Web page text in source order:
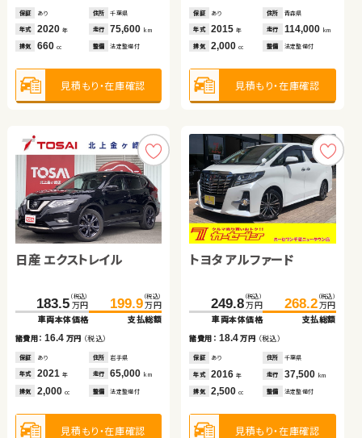
保証 あり 住所 千葉県
年式 2020 年 走行 75,600 km
排気 660 cc 整備 法定整備付
見積もり・在庫確認
保証 あり 住所 青森県
年式 2015年 走行 114,000 km
排気 2,000cc 整備 法定整備付
見積もり・在庫確認
日産 エクストレイル
183.5 （税込）
万円
車両本体価格
199.9 （税込）
万円
支払総額
諸費用：16.4 万円 （税込）
保証 あり 住所 岩手県
年式 2021 年 走行 65,000 km
排気 2,000 cc 整備 法定整備付
見積もり・在庫確認
トヨタ アルファード
249.8 （税込）
万円
車両本体価格
268.2 （税込）
万円
支払総額
諸費用： 18.4万円 （税込）
保証 あり 住所 千葉県
年式 2016年 走行 37,500 km
排気 2,500cc 整備 法定整備付
見積もり・在庫確認
排気 2,000 整備 法定整備付
見積もり・在庫確認
見積もり・在庫確認
スズキ ワゴンＲ
34.0（税込）
万円
38.5
諸費用：4.5 万円（税込）
あり 福岡県
年式 2014年 走行
排気 660 整備 法定整備付
見積もり・在庫確認
スズキ アルト ＨＢ
28.0 （税込）
万円
37.3
諸費用：9.3 万円（税込）
あり 鹿児島県
年式 2014年 走行
排気 660 整備 法定整備付
見積もり・在庫確認
排気 2,500 整備 なし
見積もり・在庫確認
見積もり・在庫確認
スバル フォレスター
68.4（税込）
万円
85.5
諸費用：17.1万円（税込）
あり 埼玉県
年式 2012年 走行
排気 2,000 整備 法定整備付
見積もり・在庫確認
トヨタ プリウス アルファ
63.8 （税込）
万円
74.5
諸費用：10.7万円（税込）
あり
年式 2012年 走行
排気 1,800 整備 法定整備付
見積もり・在庫確認